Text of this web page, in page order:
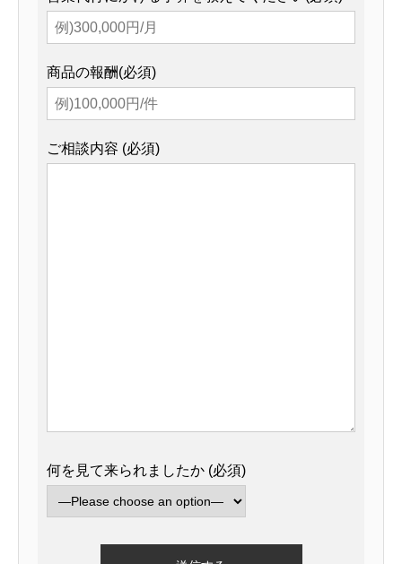
商品の報酬(必須)
ご相談内容 (必須)
何を見て来られましたか (必須)